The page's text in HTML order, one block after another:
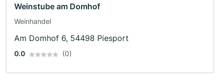
Weinstube am Domhof
Weinhandel
Am Domhof 6, 54498 Piesport
0.0 (0)